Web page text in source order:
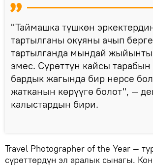
"Таймашка түшкөн
тартылганы окуяны ачып
тартылганда мындай
эмес. Сүрөттүн кайсы тарабын
бардык жагында бир нерсе
жатканын көрүүгө болот", —
калыстардын бири.
Travel Photographer of the Year —
сүрөттөрдүн эл аралык сынагы.